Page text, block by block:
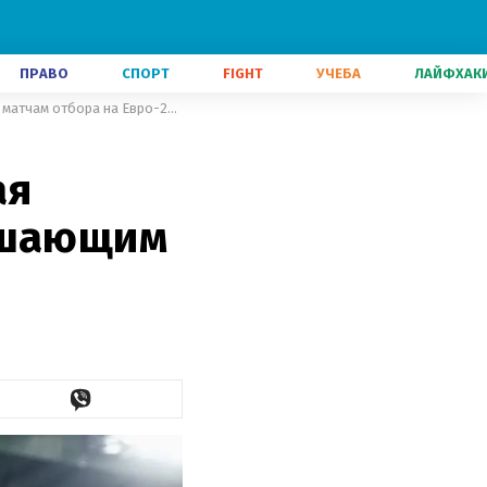
ПРАВО СПОРТ FIGHT УЧЕБА
Галопом по Европам: как сборная Украины будет готовиться к решающим матчам отбора на Евро-2024